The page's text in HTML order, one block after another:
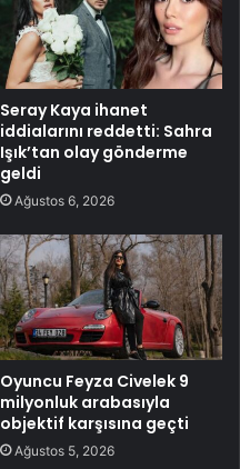
Seray Kaya ihanet
iddialarını reddetti: Sahra
Işık’tan olay gönderme
geldi
Ağustos 6, 2026
Oyuncu Feyza Civelek 9
milyonluk arabasıyla
objektif karşısına geçti
Ağustos 5, 2026